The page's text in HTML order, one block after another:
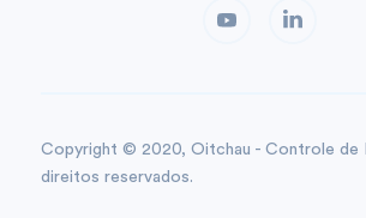
Copyright © 2020, Oitchau - Controle de
direitos reservados.